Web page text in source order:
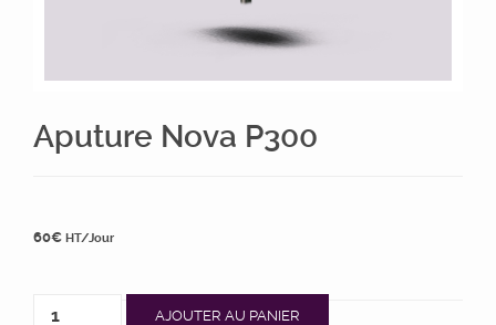
Aputure Nova P300
60€ HT/Jour
AJOUTER AU PANIER